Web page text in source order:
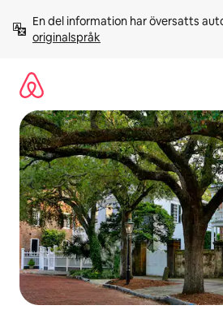
innehåll
En del information har översatts
originalspråk